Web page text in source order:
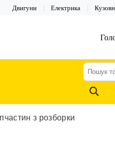
Двигуни Електрика
Пошук
товарів
з розборки